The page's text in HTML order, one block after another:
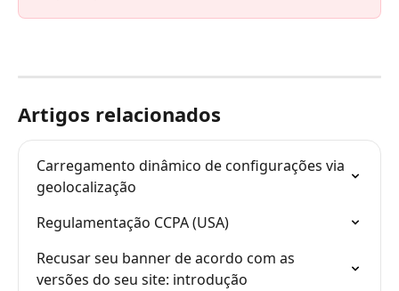
Artigos relacionados
Carregamento dinâmico de configurações via
geolocalização
Regulamentação CCPA (USA)
Recusar seu banner de acordo com as
versões do seu site: introdução